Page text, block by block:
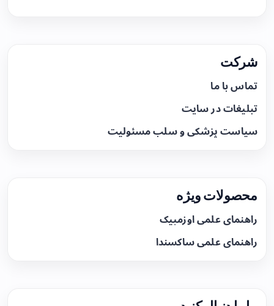
شرکت
تماس با ما
تبلیغات در سایت
سیاست پزشکی و سلب مسئولیت
محصولات ویژه
راهنمای علمی اوزمپیک
راهنمای علمی ساکسندا